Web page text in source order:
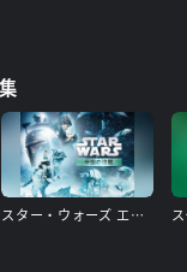
スター・ウォーズ エピソード5/帝国の逆襲